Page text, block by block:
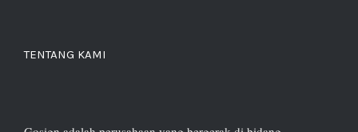
TENTANG KAMI